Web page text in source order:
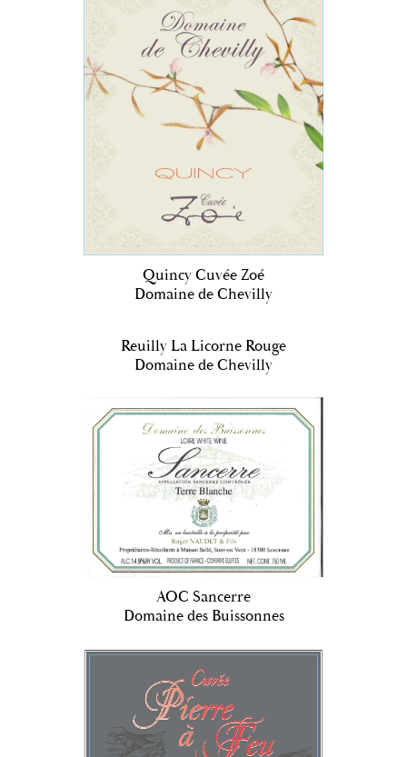
Quincy Cuvée Zoé
Domaine de Chevilly
Reuilly La Licorne Rouge
Domaine de Chevilly
AOC Sancerre
Domaine des Buissonnes